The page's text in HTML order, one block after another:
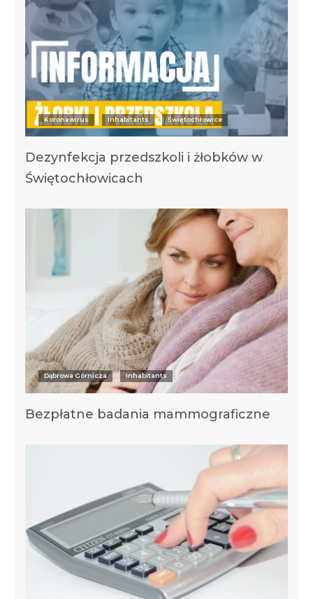
Koronawirus Inhabitants Świętochłowice
Dezynfekcja przedszkoli i żłobków w
Świętochłowicach
Dąbrowa Górnicza Inhabitants
Bezpłatne badania mammograficzne